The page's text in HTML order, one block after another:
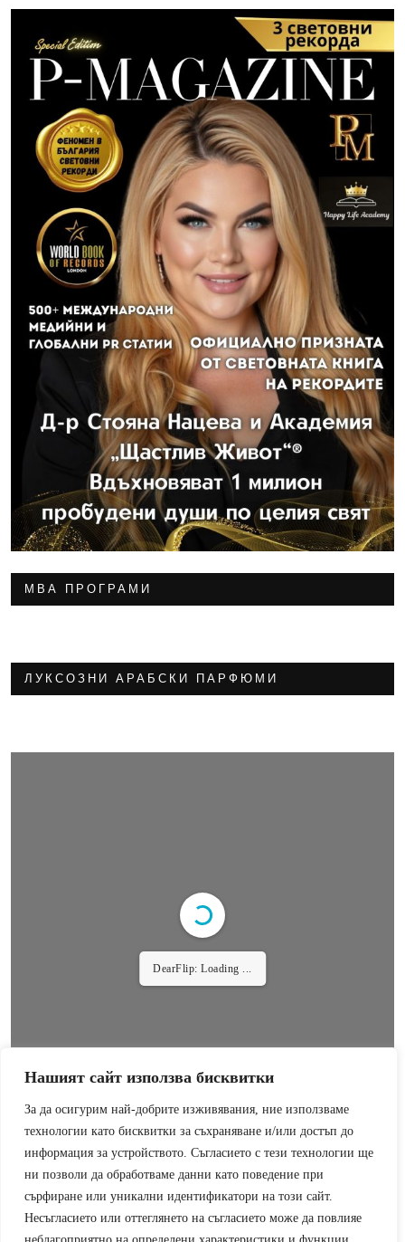
Нашият сайт използва бисквитки
За да осигурим най-добрите изживявания, ние използваме
технологии като бисквитки за съхраняване и/или достъп до
информация за устройството. Съгласието с тези технологии ще
ни позволи да обработваме данни като поведение при
сърфиране или уникални идентификатори на този сайт.
Несъгласието или оттеглянето на съгласието може да повлияе
МВА ПРОГРАМИ
ЛУКСОЗНИ АРАБСКИ ПАРФЮМИ
DearFlip: Loading ...
P-MAGAZINE